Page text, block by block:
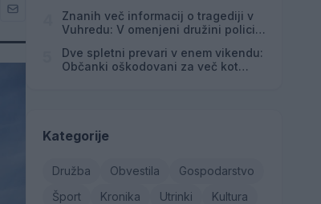
Znanih več informacij o tragediji v
Vuhredu: V omenjeni družini policija
Dve spletni prevari v enem vikendu:
Občanki oškodovani za več kot
Kategorije
Družba Obvestila
Gospodarstvo
Šport
Kronika Utrinki Kultura